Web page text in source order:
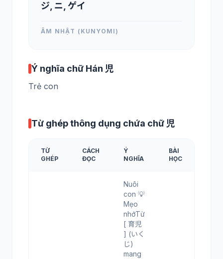
ジ, ニ, ゲイ
ÂM NHẬT (KUNYOMI)
Ý nghĩa chữ Hán 児
Trẻ con
Từ ghép thông dụng chứa chữ 児
TỪ
GHÉP
CÁCH
ĐỌC
Ý
NGHĨA
BÀI
HỌC
Nuôi
con 💡
Mẹo
nhớTừ
[ 育児
] (いく
じ)
mang